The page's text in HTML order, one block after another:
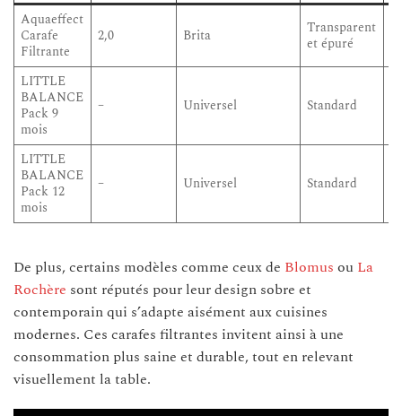
Aquaeffect
Carafe
Filtrante
2,0 Brita
Transparent
et épuré
LITTLE
BALANCE
Pack 9
mois
– Universel Standard
LITTLE
BALANCE
Pack 12
mois
– Universel Standard
De plus, certains modèles comme ceux de Blomus ou La
Rochère sont réputés pour leur design sobre et
contemporain qui s’adapte aisément aux cuisines
modernes. Ces carafes filtrantes invitent ainsi à une
consommation plus saine et durable, tout en relevant
visuellement la table.